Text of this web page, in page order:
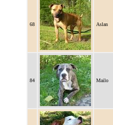
68 Aslan
84 Mailo